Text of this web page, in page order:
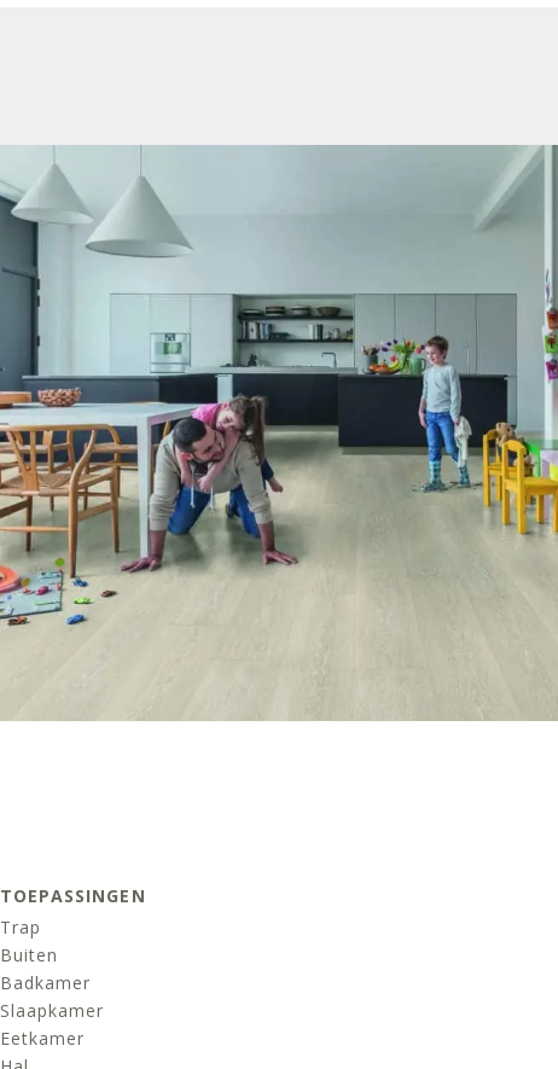
TOEPASSINGEN
Trap
Buiten
Badkamer
Slaapkamer
Eetkamer